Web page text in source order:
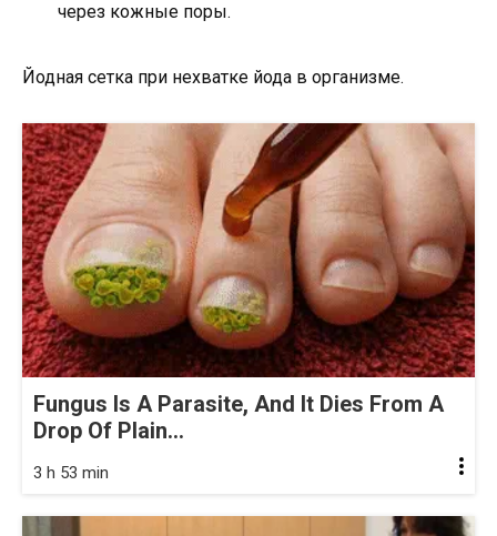
через кожные поры.
Йодная сетка при нехватке йода в организме.
Fungus Is A Parasite, And It Dies From A
Drop Of Plain...
3 h 53 min